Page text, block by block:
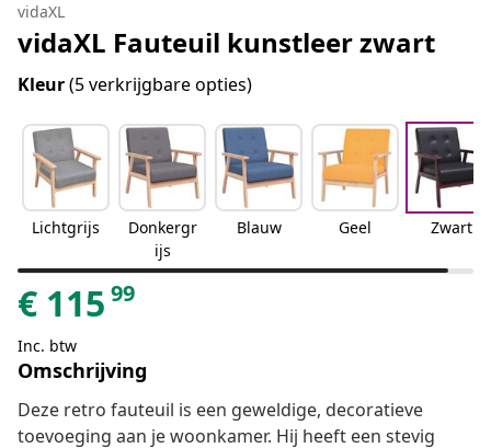
vidaXL
vidaXL Fauteuil kunstleer zwart
Kleur(5 verkrijgbare opties)
Lichtgrijs
Donkergr
ijs
Blauw Geel Zwart
€ 115 99
Inc. btw
Omschrijving
Deze retro fauteuil is een geweldige, decoratieve
toevoeging aan je woonkamer. Hij heeft een stevig